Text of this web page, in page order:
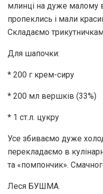
млинці на дуже малому
пропеклись і мали
Складаємо
Для шапочки:
* 200 г крем-сиру
* 200 мл вершків (33%)
* 1 ст.л. цукру
Усе збиваємо дуже
перекладаємо в
та «помпончик».
Леся БУШМА.